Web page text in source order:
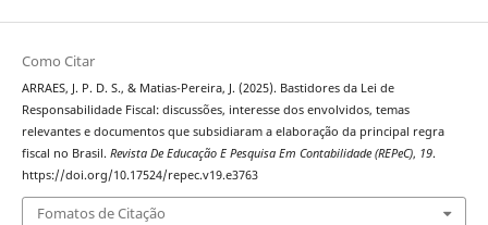
Como Citar
ARRAES, J. P. D. S., & Matias-Pereira, J. (2025). Bastidores da Lei de
Responsabilidade Fiscal: discussões, interesse dos envolvidos, temas
relevantes e documentos que subsidiaram a elaboração da principal regra
fiscal no Brasil. Revista De Educação E Pesquisa Em Contabilidade (REPeC), 19.
https://doi.org/10.17524/repec.v19.e3763
Fomatos de Citação